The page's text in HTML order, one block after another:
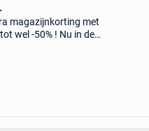
magazijnkorting met
wel -50% ! Nu in de